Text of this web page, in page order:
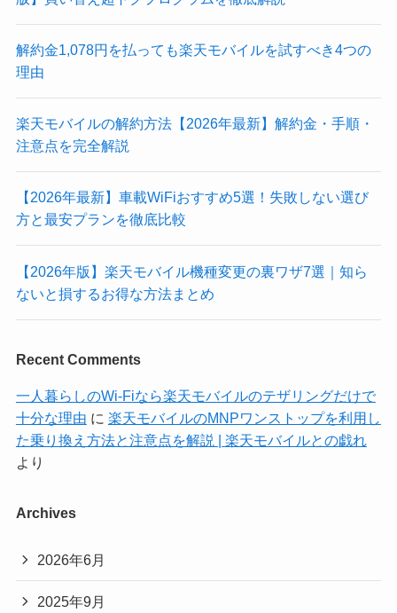
解約金1,078円を払っても楽天モバイルを試すべき4つの
理由
楽天モバイルの解約方法【2026年最新】解約金・手順・
注意点を完全解説
【2026年最新】車載WiFiおすすめ5選！失敗しない選び
方と最安プランを徹底比較
【2026年版】楽天モバイル機種変更の裏ワザ7選｜知ら
ないと損するお得な方法まとめ
Recent Comments
一人暮らしのWi-Fiなら楽天モバイルのテザリングだけで
十分な理由 に 楽天モバイルのMNPワンストップを利用し
た乗り換え方法と注意点を解説 | 楽天モバイルとの戯れ
より
Archives
2026年6月
2025年9月